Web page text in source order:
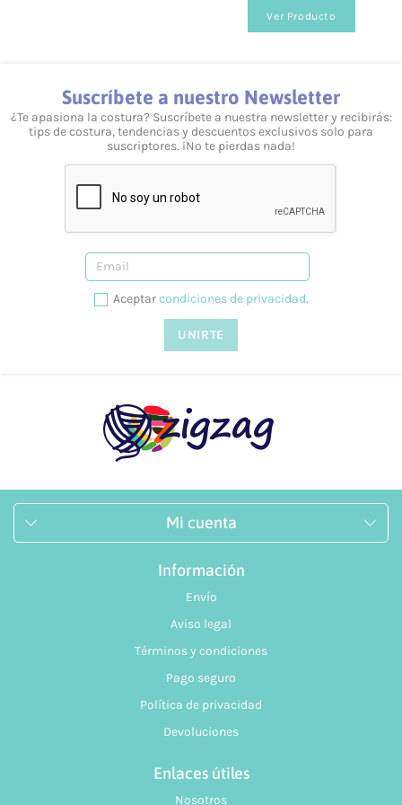
encontrarás distintos formatos de color y estilo.
¿Realizáis envíos gratuitos?
Sí, a partir de los 40 €.
Sí, tenemos talleres adaptados a todos los niveles y
¿Prestáis asesoramiento?
Sí, te podemos ayudar en lo que necesites. Resolvemos tus
Ver Producto
Suscríbete a nuestro Newsletter
¿Te apasiona la costura? Suscríbete a nuestra newsletter y recibirás:
tips de costura, tendencias y descuentos exclusivos solo para
suscriptores. ¡No te pierdas nada!
Aceptarcondiciones de privacidad.
Mi cuenta
Información
Envío
Aviso legal
Términos y condiciones
Pago seguro
Política de privacidad
Devoluciones
Enlaces útiles
Nosotros